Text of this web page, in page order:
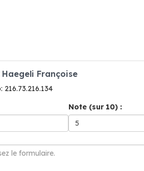
Françoise
216.73.216.134
Note (sur 10) :